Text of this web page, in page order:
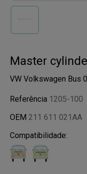
Master
VW Volkswagen Bus
Referência 1205-100
OEM 211 611 021AA
Compatibilidade: